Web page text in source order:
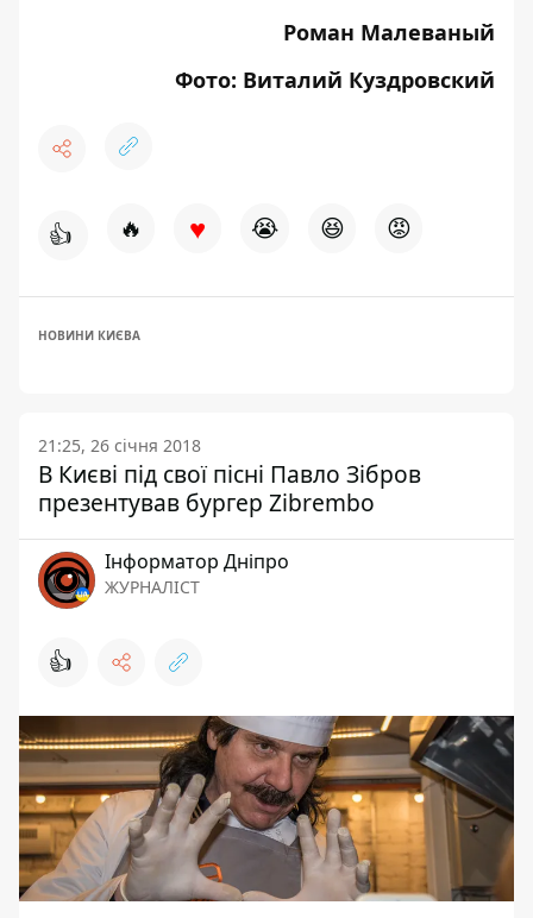
Роман Малеваный
Фото: Виталий Куздровский
👍 🔥 ♥ 😭 😆 😡
НОВИНИ КИЄВА
21:25, 26 січня 2018
В Києві під свої пісні Павло Зібров
презентував бургер Zibrembo
Інформатор Дніпро
ЖУРНАЛІСТ
👍